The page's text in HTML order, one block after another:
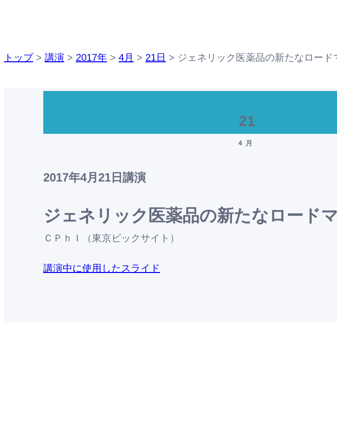
トップ> 講演 > 2017年 > 4月 > 21日 > ジェネリック医薬品の新たなロード
21
4月
2017年4月21日 講演
ジェネリック医薬品の新たなロード
ＣＰｈＩ（東京ビックサイト）
講演中に使用したスライド